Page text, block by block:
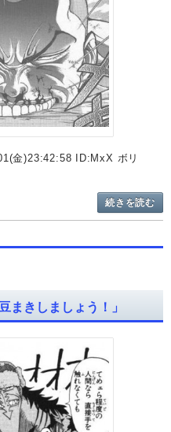
金)23:42:58 ID:MxX ボリ
続きを読む
まきしましょう！」